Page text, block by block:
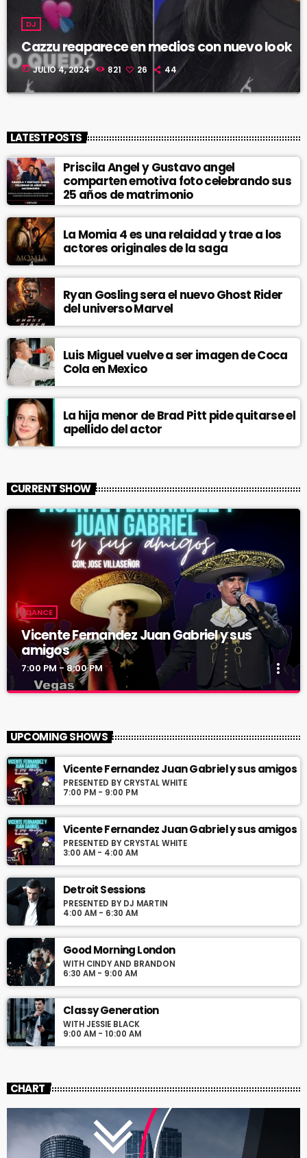
DJ
Cazzu reaparece en medios con nuevo look
today JULIO 4, 2024 821 26 44
LATEST POSTS
Priscila Angel y Gustavo angel
comparten emotiva foto celebrando sus
25 años de matrimonio
La Momia 4 es una relaidad y trae a los
actores originales de la saga
Ryan Gosling sera el nuevo Ghost Rider
del universo Marvel
Luis Miguel vuelve a ser imagen de Coca
Cola en Mexico
La hija menor de Brad Pitt pide quitarse el
apellido del actor
CURRENT SHOW
DANCE
Vicente Fernandez Juan Gabriel y sus
amigos
7:00 PM - 8:00 PM more_vert
Presented by Crystal White
Programa con los exitos de Vicente Fernandez y Juan Gabriel
conducido por Jose Villaseñor desde Las Vegas Nevada
UPCOMING SHOWS
Vicente Fernandez Juan Gabriel y sus amigos
PRESENTED BY CRYSTAL WHITE
7:00 PM - 9:00 PM
Vicente Fernandez Juan Gabriel y sus amigos
PRESENTED BY CRYSTAL WHITE
3:00 AM - 4:00 AM
Detroit Sessions
PRESENTED BY DJ MARTIN
4:00 AM - 6:30 AM
Good Morning London
WITH CINDY AND BRANDON
6:30 AM - 9:00 AM
Classy Generation
WITH JESSIE BLACK
9:00 AM - 10:00 AM
CHART